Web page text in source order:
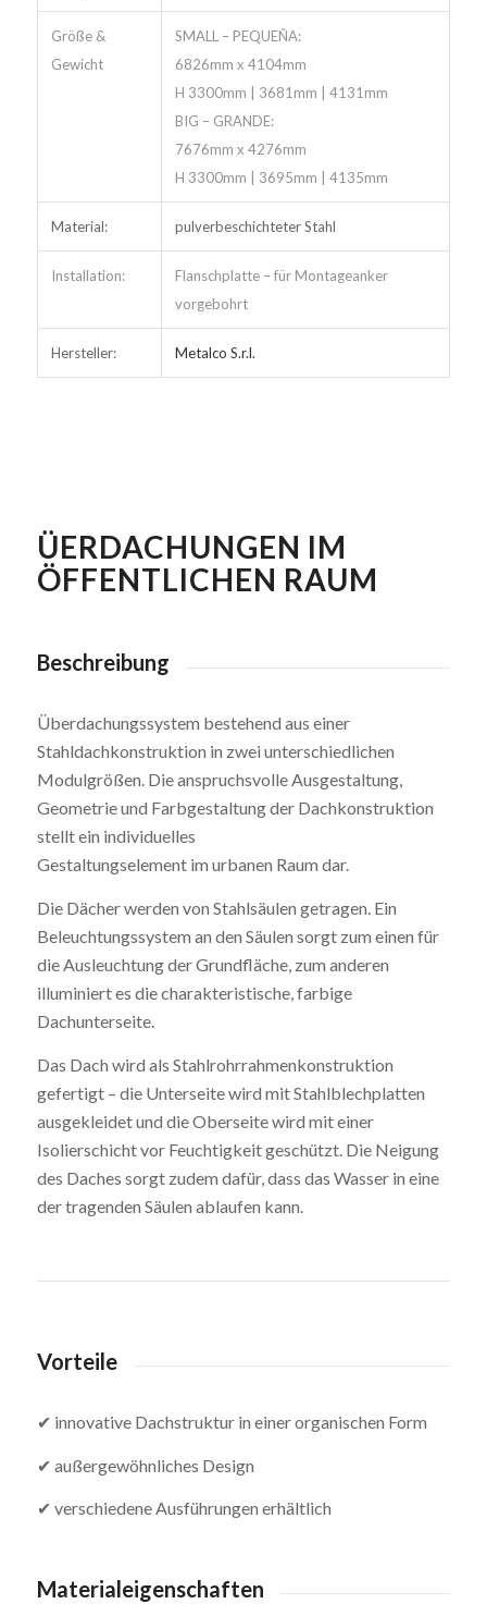
Größe &
Gewicht
SMALL – PEQUEÑA:
6826mm x 4104mm
H 3300mm | 3681mm | 4131mm
BIG – GRANDE:
7676mm x 4276mm
H 3300mm | 3695mm | 4135mm
Material: pulverbeschichteter Stahl
Installation:
Flanschplatte – für Montageanker
vorgebohrt
Hersteller: Metalco S.r.l.
ÜERDACHUNGEN IM
ÖFFENTLICHEN RAUM
Beschreibung
Überdachungssystem bestehend aus einer
Stahldachkonstruktion in zwei unterschiedlichen
Modulgrößen. Die anspruchsvolle Ausgestaltung,
Geometrie und Farbgestaltung der Dachkonstruktion
stellt ein individuelles
Gestaltungselement im urbanen Raum dar.
Die Dächer werden von Stahlsäulen getragen. Ein
Beleuchtungssystem an den Säulen sorgt zum einen für
die Ausleuchtung der Grundfläche, zum anderen
illuminiert es die charakteristische, farbige
Dachunterseite.
Das Dach wird als Stahlrohrrahmenkonstruktion
gefertigt – die Unterseite wird mit Stahlblechplatten
ausgekleidet und die Oberseite wird mit einer
Isolierschicht vor Feuchtigkeit geschützt. Die Neigung
des Daches sorgt zudem dafür, dass das Wasser in eine
der tragenden Säulen ablaufen kann.
Vorteile
✔ innovative Dachstruktur in einer organischen Form
✔ außergewöhnliches Design
✔ verschiedene Ausführungen erhältlich
Materialeigenschaften